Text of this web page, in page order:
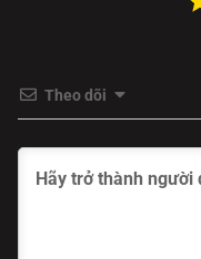
khóc dở cười" phát
hoa.
Phim Tỷ Phú Giả
phim bat humột bộ
Theo dõi